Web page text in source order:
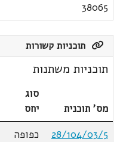
38065
תוכניות קשורות
תוכניות משתנות
מס' תוכנית
סוג
יחס
28/104/03/5
כפופה